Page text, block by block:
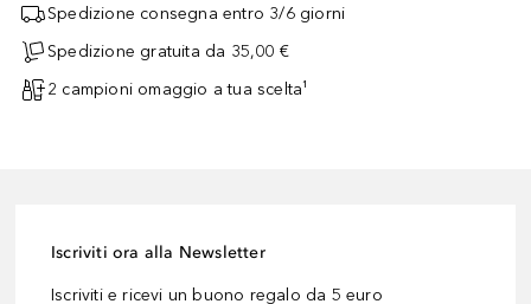
Spedizione consegna entro 3/6 giorni
Spedizione gratuita da 35,00 €
2 campioni omaggio a tua scelta¹
Iscriviti ora alla Newsletter
Iscriviti e ricevi un buono regalo da 5 euro